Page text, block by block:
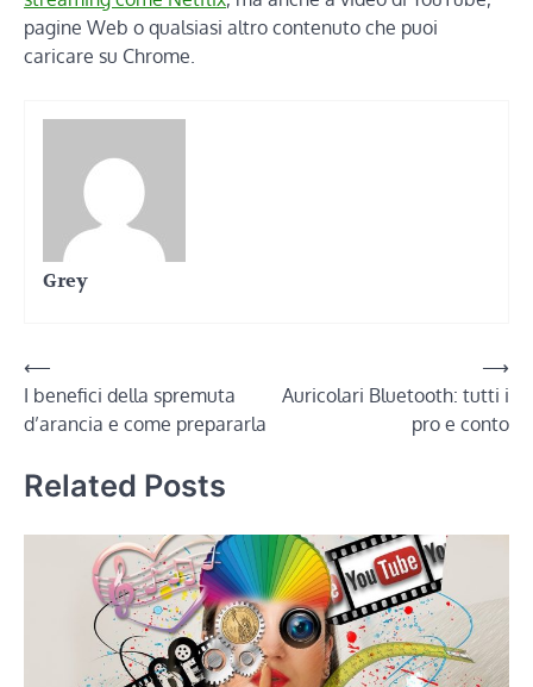
pagine Web o qualsiasi altro contenuto che puoi
caricare su Chrome.
Grey
Navigazione
articoli
⟵
I benefici della spremuta
d’arancia e come prepararla
Auricolari Bluetooth: tutti i
pro e conto
⟶
Related Posts